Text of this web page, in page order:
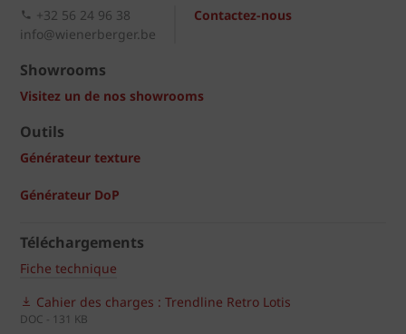
Contactez-nous
+32 56 24 96 38
info@wienerberger.be
Showrooms
Visitez un de nos showrooms
Outils
Générateur texture
Générateur DoP
Téléchargements
Fiche technique
Cahier des charges : Trendline Retro Lotis
DOC - 131 KB